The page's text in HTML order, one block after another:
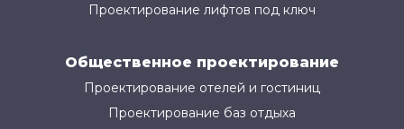
Проектирование лифтов под ключ
Общественное проектирование
Проектирование отелей и гостиниц
Проектирование баз отдыха